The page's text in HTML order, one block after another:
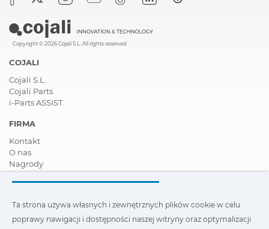
Copyright © 2026 Cojali S.L. All rights reserved
COJALI
Cojali S.L.
Cojali Parts
i-Parts ASSIST
FIRMA
Kontakt
O nas
Nagrody
Certyfikaty
Społeczna Odpowiedzialność Biznesu
Aktualności
Film
Ta strona używa własnych i zewnętrznych plików cookie w celu
poprawy nawigacji i dostępności naszej witryny oraz optymalizacji